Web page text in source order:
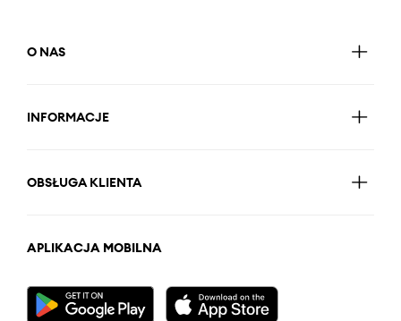
O NAS
INFORMACJE
OBSŁUGA KLIENTA
APLIKACJA MOBILNA